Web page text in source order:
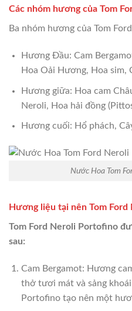
Các nhóm hương của Tom
Ba nhóm hương của Tom
Hương Đầu: Cam
Hoa Oải Hương, Hoa sim,
Hương giữa: Hoa cam
Neroli, Hoa hải đồng
Hương cuối: Hổ phách,
Nước Hoa Tom
Hương liệu tại nên Tom
Tom Ford Neroli Portofino
sau:
Cam Bergamot: Hương
thở tươi mát và sảng
Portofino tạo nên một